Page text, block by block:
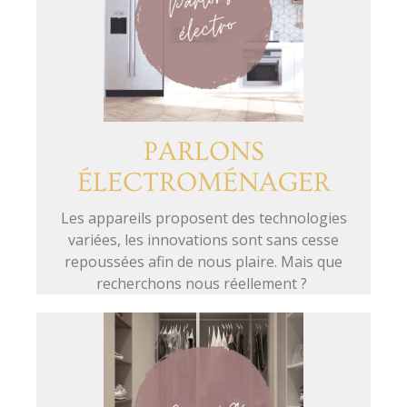
PARLONS
ÉLECTROMÉNAGER
Les appareils proposent des technologies
variées, les innovations sont sans cesse
repoussées afin de nous plaire. Mais que
recherchons nous réellement ?